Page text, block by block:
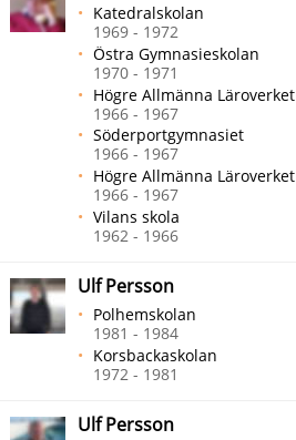
Katedralskolan
1969 - 1972
Östra Gymnasieskolan
1970 - 1971
Högre Allmänna Läroverket
1966 - 1967
Söderportgymnasiet
1966 - 1967
Högre Allmänna Läroverket
1966 - 1967
Vilans skola
1962 - 1966
Ulf Persson
Polhemskolan
1981 - 1984
Korsbackaskolan
1972 - 1981
Ulf Persson